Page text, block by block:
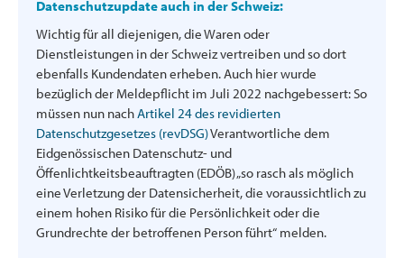
Datenschutzupdate auch in der Schweiz:
Wichtig für all diejenigen, die Waren oder
Dienstleistungen in der Schweiz vertreiben und so dort
ebenfalls Kundendaten erheben. Auch hier wurde
bezüglich der Meldepflicht im Juli 2022 nachgebessert: So
müssen nun nachArtikel 24 des revidierten
Datenschutzgesetzes (revDSG)Verantwortliche dem
Eidgenössischen Datenschutz- und
Öffenlichtkeitsbeauftragten (EDÖB) „so rasch als möglich
eine Verletzung der Datensicherheit, die voraussichtlich zu
einem hohen Risiko für die Persönlichkeit oder die
Grundrechte der betroffenen Person führt“ melden.